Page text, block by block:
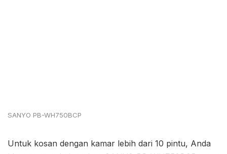
SANYO PB-WH750BCP
Untuk kosan dengan kamar lebih dari 10 pintu, Anda